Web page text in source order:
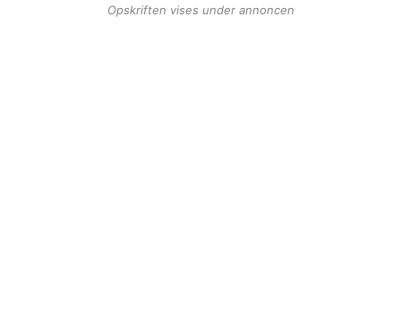
Opskriften vises under annoncen